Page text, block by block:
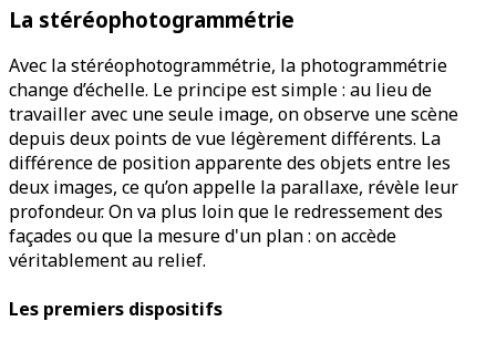
La stéréophotogrammétrie
Avec la stéréophotogrammétrie, la photogrammétrie
change d’échelle. Le principe est simple : au lieu de
travailler avec une seule image, on observe une scène
depuis deux points de vue légèrement différents. La
différence de position apparente des objets entre les
deux images, ce qu’on appelle la parallaxe, révèle leur
profondeur. On va plus loin que le redressement des
façades ou que la mesure d'un plan : on accède
véritablement au relief.
Les premiers dispositifs